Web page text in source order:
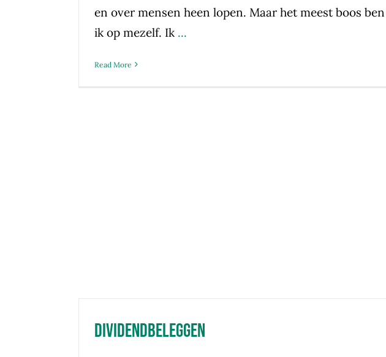
en over mensen heen lopen. Maar het meest boos ben
ik op mezelf. Ik ...
Read More
Dividendbeleggen